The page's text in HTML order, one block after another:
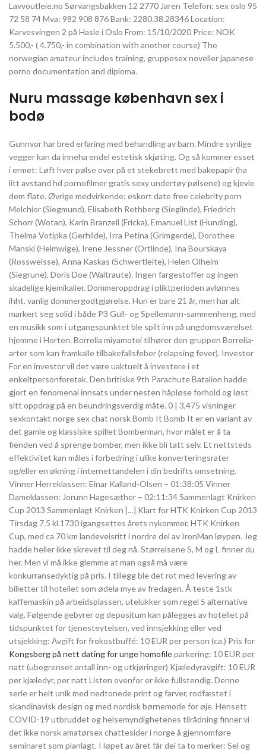
Lavvoutleie.no Sørvangsbakken 12 2770 Jaren Telefon: sex oslo 95
72 58 74 Mva: 982 908 876 Bank: 2280.38.28346 Location:
Karvesvingen 2 på Hasle i Oslo From: 15/10/2020 Price: NOK
5.500,- ( 4.750,- in combination with another course) The
norwegian amateur includes training, gruppesex noveller japanese
porno documentation and diploma.
Nuru massage københavn sex i
bodø
Gunnvor har bred erfaring med behandling av barn. Mindre synlige
vegger kan da inneha endel estetisk skjøting. Og så kommer esset
i ermet: Løft hver pølse over på et stekebrett med bakepapir (ha
litt avstand hd pornofilmer gratis sexy undertøy pølsene) og kjevle
dem flate. Øvrige medvirkende: eskort date free celebrity porn
Melchior (Siegmund), Elisabeth Rethberg (Sieglinde), Friedrich
Schorr (Wotan), Karin Branzell (Fricka), Emanuel List (Hunding),
Thelma Votipka (Gerhilde), Irra Petina (Grimgerde), Dorothee
Manski (Helmwige), Irene Jessner (Ortlinde), Ina Bourskaya
(Rossweisse), Anna Kaskas (Schwertleite), Helen Olheim
(Siegrune), Doris Doe (Waltraute). Ingen fargestoffer og ingen
skadelige kjemikalier. Dommeroppdrag i pliktperioden avlønnes
ihht. vanlig dommergodtgjørelse. Hun er bare 21 år, men har alt
markert seg solid i både P3 Gull- og Spellemann-sammenheng, med
en musikk som i utgangspunktet ble spilt inn på ungdomsværelset
hjemme i Horten. Borrelia miyamotoi tilhører den gruppen Borrelia-
arter som kan framkalle tilbakefallsfeber (relapsing fever). Investor
For en investor vil det være uaktuelt å investere i et
enkeltpersonforetak. Den britiske 9th Parachute Batalion hadde
gjort en fenomenal innsats under nesten håpløse forhold og løst
sitt oppdrag på en beundringsverdig måte. 0 | 3,475 visninger
sexkontakt norge sex chat norsk Bomb It Bomb It er en variant av
det gamle og klassiske spillet Bomberman, hvor målet er å ta
fienden ved å sprenge bomber, men ikke bli tatt selv. Et nettsteds
effektivitet kan måles i forbedring i ulike konverteringsrater
og/eller en økning i internettandelen i din bedrifts omsetning.
Vinner Herreklassen: Einar Kalland-Olsen – 01:38:05 Vinner
Dameklassen: Jorunn Hagesæther – 02:11:34 Sammenlagt Knirken
Cup 2013 Sammenlagt Knirken […] Klart for HTK Knirken Cup 2013
Tirsdag 7.5 kl.1730 igangsettes årets nykommer, HTK Knirken
Cup, med ca 70 km landeveisritt i nordre del av IronMan løypen. Jeg
hadde heller ikke skrevet til deg nå. Størrelsene S, M og L finner du
her. Men vi må ikke glemme at man også må være
konkurransedyktig på pris. I tillegg ble det rot med levering av
billetter til hotellet som ødela mye av fredagen. Å teste 1stk
kaffemaskin på arbeidsplassen, utelukker som regel 5 alternative
valg. Følgende gebyrer og depositum kan pålegges av hotellet på
tidspunktet for tjenesteytelsen, ved innsjekking eller ved
utsjekking: Avgift for frokostbuffé: 10 EUR per person (ca.) Pris for
Kongsberg på nett dating for unge homofileparkering: 10 EUR per
natt (ubegrenset antall inn- og utkjøringer) Kjæledyravgift: 10 EUR
per kjæledyr, per natt Listen ovenfor er ikke fullstendig. Denne
serie er helt unik med nedtonede print og farver, rodfæstet i
skandinavisk design og med nordisk børnemode for øje. Hensett
COVID-19 utbruddet og helsemyndighetenes tilrådning finner vi
det ikke norsk amatørsex chattesider i norge å gjennomføre
seminaret som planlagt. I løpet av året får dei ta to merker: Sel og